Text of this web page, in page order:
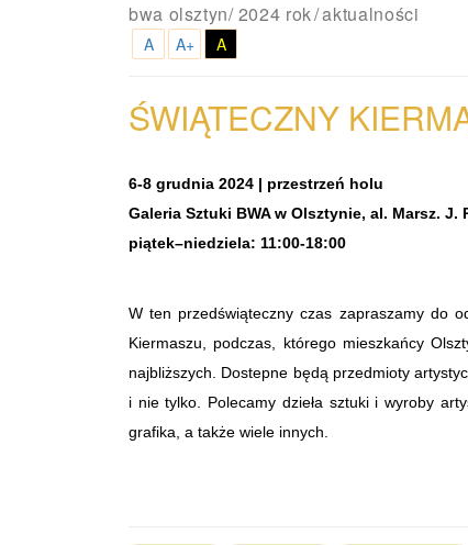
bwa olsztyn/2024 rok aktualności
A A+ A
ŚWIĄTECZNY
6-8 grudnia 2024 | przestrzeń holu
Galeria Sztuki BWA w Olsztynie, al. Marsz. J.
piątek–niedziela: 11:00-18:00
W ten przedświąteczny czas zapraszamy do
Kiermaszu, podczas, którego mieszkańcy
najbliższych. Dostepne będą przedmioty
i nie tylko. Polecamy dzieła sztuki i wyroby
grafika, a także wiele innych.